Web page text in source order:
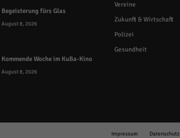
Begeisterung fürs Glas
August 8, 2026
Kommende Woche im KuBa-Kino
August 8, 2026
Vereine
Zukunft & Wirtschaft
Polizei
Gesundheit
Impressum Datenschutz